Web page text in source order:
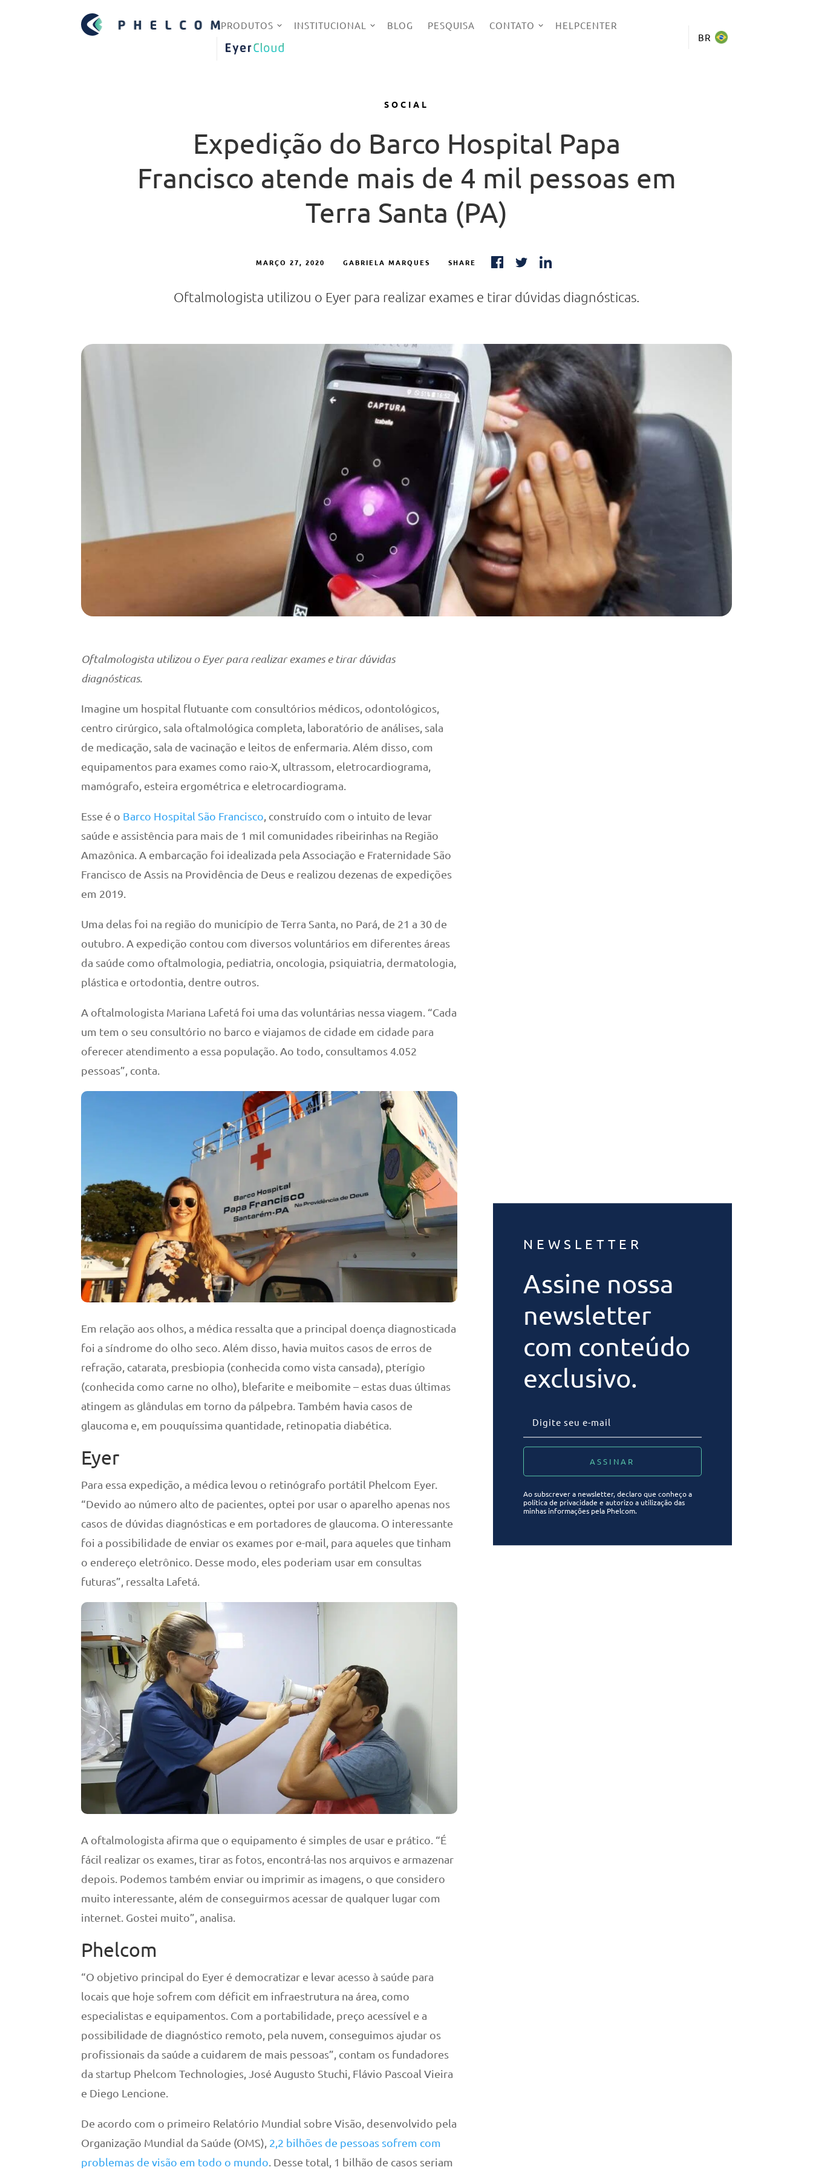
PRODUTOS INSTITUCIONAL BLOG PESQUISA CONTATO HELPCENTER
EYERCLOUD
BR
SOCIAL
Expedição do Barco Hospital Papa
Francisco atende mais de 4 mil pessoas em
Terra Santa (PA)
MARÇO 27, 2020 GABRIELA MARQUES SHARE
Oftalmologista utilizou o Eyer para realizar exames e tirar dúvidas diagnósticas.
Oftalmologista utilizou o Eyer para realizar exames e tirar dúvidas
diagnósticas.
Imagine um hospital flutuante com consultórios médicos, odontológicos,
centro cirúrgico, sala oftalmológica completa, laboratório de análises, sala
de medicação, sala de vacinação e leitos de enfermaria. Além disso, com
equipamentos para exames como raio-X, ultrassom, eletrocardiograma,
mamógrafo, esteira ergométrica e eletrocardiograma.
Esse é o Barco Hospital São Francisco , construído com o intuito de levar
saúde e assistência para mais de 1 mil comunidades ribeirinhas na Região
Amazônica. A embarcação foi idealizada pela Associação e Fraternidade São
Francisco de Assis na Providência de Deus e realizou dezenas de expedições
em 2019.
Uma delas foi na região do município de Terra Santa, no Pará, de 21 a 30 de
outubro. A expedição contou com diversos voluntários em diferentes áreas
da saúde como oftalmologia, pediatria, oncologia, psiquiatria, dermatologia,
plástica e ortodontia, dentre outros.
A oftalmologista Mariana Lafetá foi uma das voluntárias nessa viagem. “Cada
um tem o seu consultório no barco e viajamos de cidade em cidade para
oferecer atendimento a essa população. Ao todo, consultamos 4.052
pessoas”, conta.
Em relação aos olhos, a médica ressalta que a principal doença diagnosticada
foi a síndrome do olho seco. Além disso, havia muitos casos de erros de
refração, catarata, presbiopia (conhecida como vista cansada), pterígio
(conhecida como carne no olho), blefarite e meibomite – estas duas últimas
atingem as glândulas em torno da pálpebra. Também havia casos de
glaucoma e, em pouquíssima quantidade, retinopatia diabética.
Eyer
Para essa expedição, a médica levou o retinógrafo portátil Phelcom Eyer.
“Devido ao número alto de pacientes, optei por usar o aparelho apenas nos
casos de dúvidas diagnósticas e em portadores de glaucoma. O interessante
foi a possibilidade de enviar os exames por e-mail, para aqueles que tinham
o endereço eletrônico. Desse modo, eles poderiam usar em consultas
futuras”, ressalta Lafetá.
A oftalmologista afirma que o equipamento é simples de usar e prático. “É
fácil realizar os exames, tirar as fotos, encontrá-las nos arquivos e armazenar
depois. Podemos também enviar ou imprimir as imagens, o que considero
muito interessante, além de conseguirmos acessar de qualquer lugar com
internet. Gostei muito”, analisa.
Phelcom
“O objetivo principal do Eyer é democratizar e levar acesso à saúde para
locais que hoje sofrem com déficit em infraestrutura na área, como
especialistas e equipamentos. Com a portabilidade, preço acessível e a
possibilidade de diagnóstico remoto, pela nuvem, conseguimos ajudar os
profissionais da saúde a cuidarem de mais pessoas”, contam os fundadores
da startup Phelcom Technologies, José Augusto Stuchi, Flávio Pascoal Vieira
e Diego Lencione.
De acordo com o primeiro Relatório Mundial sobre Visão, desenvolvido pela
Organização Mundial da Saúde (OMS), 2,2 bilhões de pessoas sofrem com
problemas de visão em todo o mundo . Desse total, 1 bilhão de casos seriam
NEWSLETTER
Assine nossa
newsletter
com conteúdo
exclusivo.
Ao subscrever a newsletter, declaro que conheço a
política de privacidade e autorizo a utilização das
minhas informações pela Phelcom.